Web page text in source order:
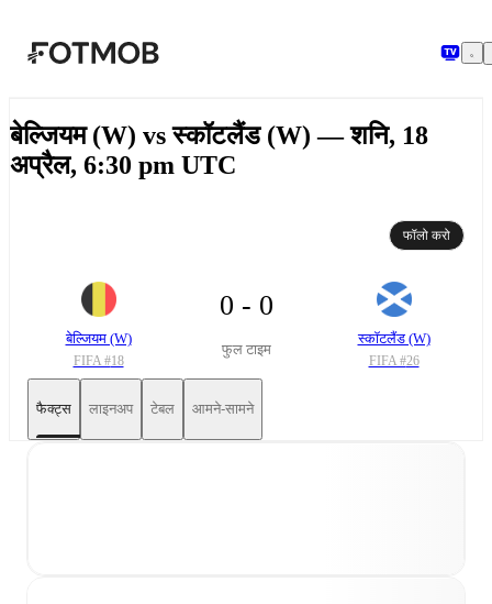
बेल्जियम (W) vs स्कॉटलैंड (W) — शनि, 18
अप्रैल, 6:30 pm UTC
फॉलो करो
बेल्जियम (W)
FIFA #18
0 - 0
फुल टाइम
स्कॉटलैंड (W)
FIFA #26
फैक्ट्स लाइनअप टेबल आमने-सामने